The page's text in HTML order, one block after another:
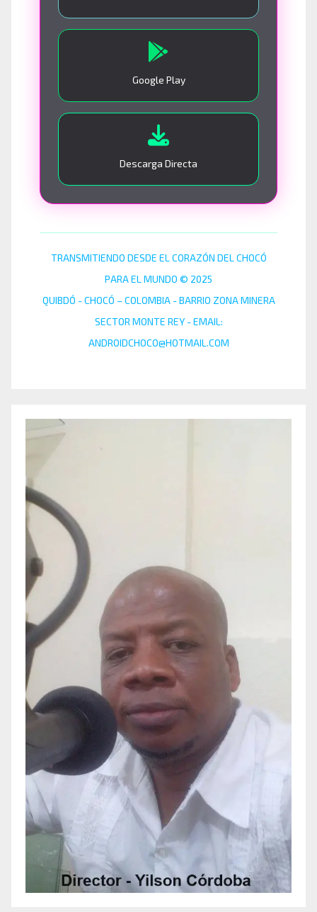
Google Play
Descarga Directa
TRANSMITIENDO DESDE EL CORAZÓN DEL CHOCÓ
PARA EL MUNDO © 2025
QUIBDÓ - CHOCÓ – COLOMBIA - BARRIO ZONA MINERA
SECTOR MONTE REY - EMAIL:
ANDROIDCHOCO@HOTMAIL.COM